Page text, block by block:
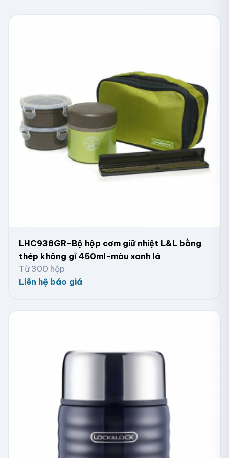
LHC938GR-Bộ hộp cơm giữ nhiệt L&L bằng
thép không gỉ 450ml-màu xanh lá
Từ 300 hộp
Liên hệ báo giá